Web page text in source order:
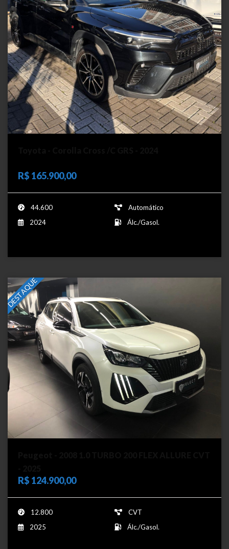
R$ 165.900,00
44.600
Automático
2024
Álc./Gasol.
DESTAQUE
R$ 124.900,00
12.800
CVT
2025
Álc./Gasol.